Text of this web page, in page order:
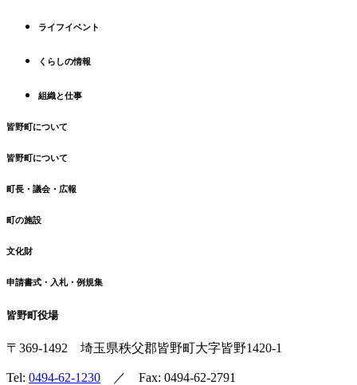
ライフイベント
くらしの情報
組織と仕事
皆野町について
皆野町について
町長・議会・広報
町の施設
文化財
申請書式・入札・例規集
皆野町役場
〒369-1492 埼玉県秩父郡皆野町大字皆野1420-1
Tel: 0494-62-1230 ／ Fax: 0494-62-2791